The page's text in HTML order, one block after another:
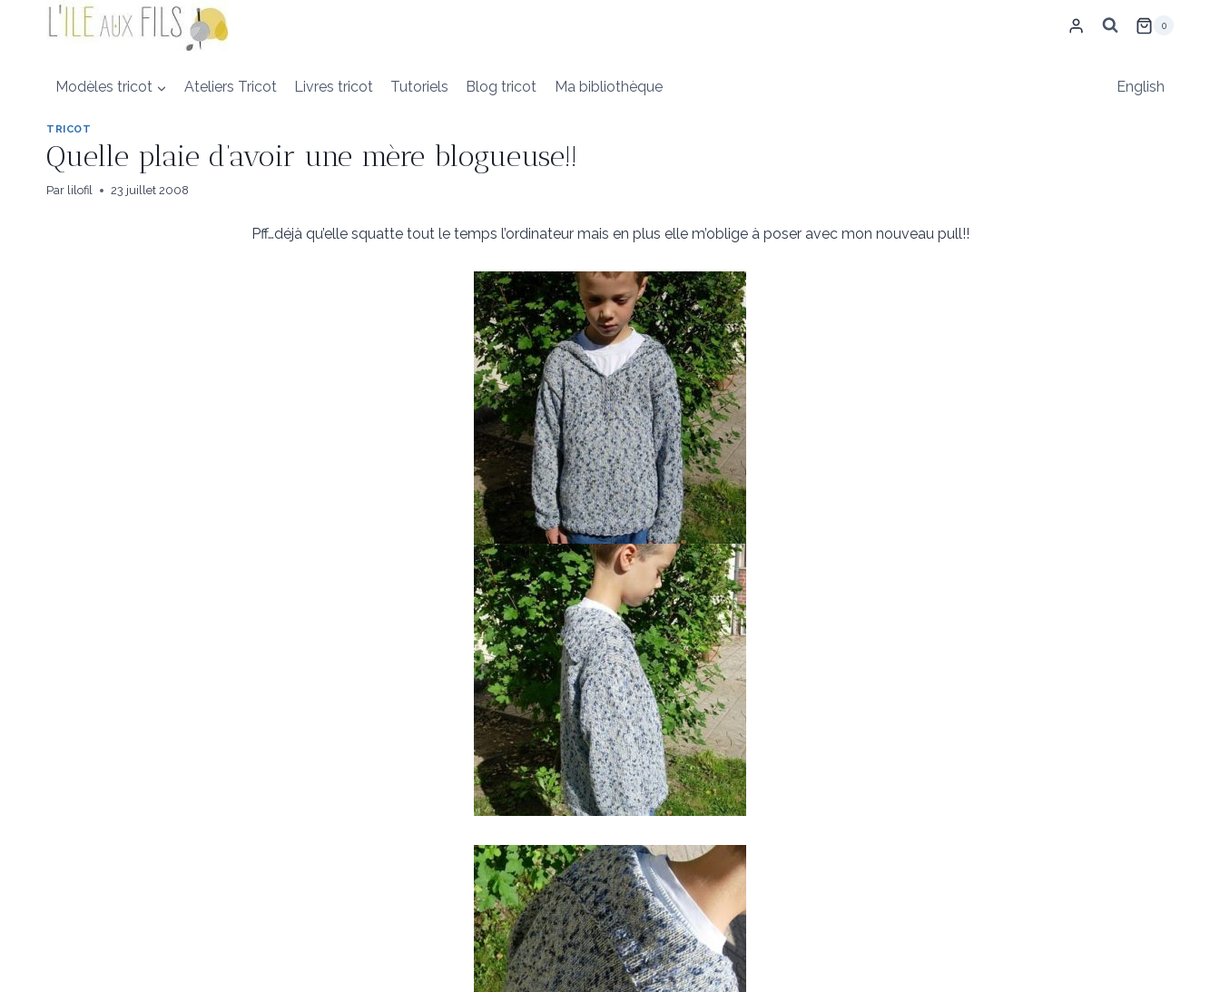
contenu
0
Modèles tricot Ateliers Tricot Livres tricot Tutoriels Blog tricot Ma bibliothèque English
TRICOT
Quelle plaie d’avoir une mère blogueuse!!
Par lilofil 23 juillet 2008
Pff…déjà qu’elle squatte tout le temps l’ordinateur mais en plus elle m’oblige à poser avec mon nouveau pull!!